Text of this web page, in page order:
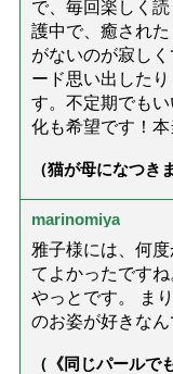
で、毎回楽しく
護中で、癒され
がないのが寂し
ード思い出した
す。不定期でも
化も希望です！本
（猫が母になつ
marinomiya
雅子様には、何
てよかったです
やっとです。 ま
のお姿が好きなん
（《同じパールで